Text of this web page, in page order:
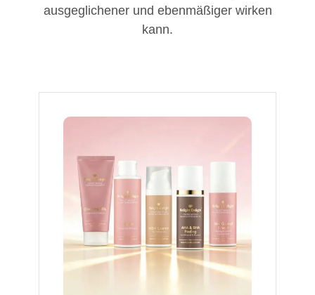
ausgeglichener und ebenmäßiger wirken
kann.